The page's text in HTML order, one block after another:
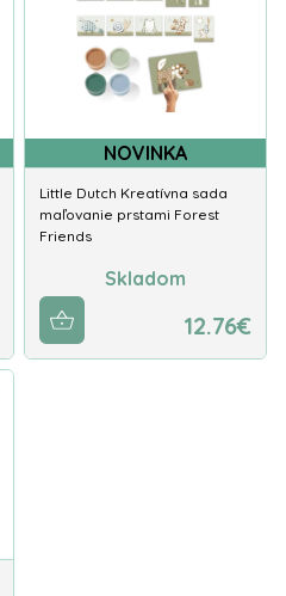
NOVINKA
Little Dutch Kreatívna sada
maľovanie prstami Forest
Friends
Skladom
12.76€